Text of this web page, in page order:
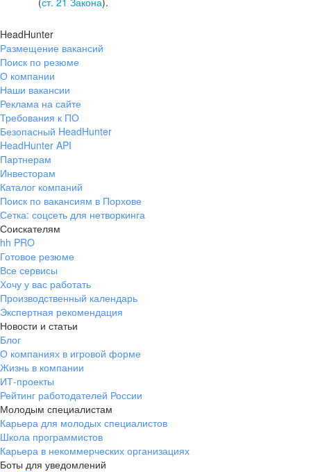
HeadHunter
Размещение вакансий
Поиск по резюме
О компании
Наши вакансии
Реклама на сайте
Требования к ПО
Безопасный HeadHunter
HeadHunter API
Партнерам
Инвесторам
Каталог компаний
Поиск по вакансиям в Порхове
Сетка: соцсеть для нетворкинга
Соискателям
hh PRO
Готовое резюме
Все сервисы
Хочу у вас работать
Производственный календарь
Экспертная рекомендация
Новости и статьи
Блог
О компаниях в игровой форме
Жизнь в компании
ИТ-проекты
Рейтинг работодателей России
Молодым специалистам
Карьера для молодых специалистов
Школа программистов
Карьера в некоммерческих организациях
Боты для уведомлений